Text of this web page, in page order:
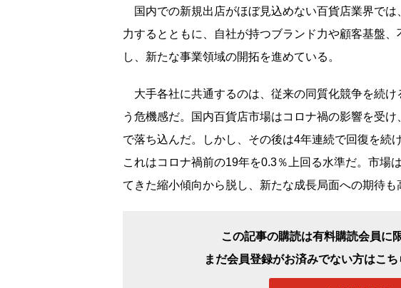
国内での新規出店がほぼ見込めない百貨店業界では
力するとともに、自社が持つブランド力や顧客基盤
し、新たな事業領域の開拓を進めている。
大手各社に共通するのは、従来の同質化競争を続け
う危機感だ。国内百貨店市場はコロナ禍の影響を受
で落ち込んだ。しかし、その後は4年連続で回復を続
これはコロナ禍前の19年を0.3％上回る水準だ。市場
てきた縮小傾向から脱し、新たな成長局面への期待も
この記事の購読は有料購読会員に
まだ会員登録がお済みでない方はこち